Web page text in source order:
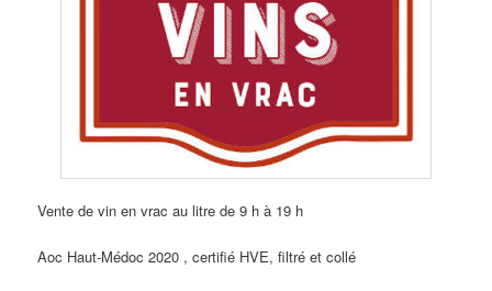
Vente de vin en vrac au litre de 9 h à 19 h
Aoc Haut-Médoc 2020 , certifié HVE, filtré et collé